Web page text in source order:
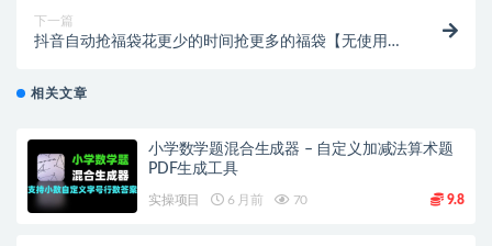
下一篇
抖音自动抢福袋花更少的时间抢更多的福袋【无使用教
相关文章
小学数学题混合生成器 – 自定义加减法算术题
PDF生成工具
实操项目 6 月前 70 9.8